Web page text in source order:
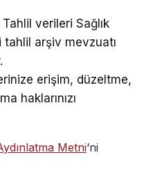
Tahlil verileri Sağlık
tahlil arşiv mevzuatı
erişim, düzeltme,
haklarınızı
Metni‘ni